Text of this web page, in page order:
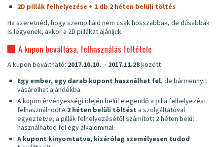
2D pillák felhelyezése + 1 db 2 héten belüli töltés
Ha szeretnéd, hogy szempilláid nem csak hosszabbak, de dúsabbak
is legyenek, akkor a 2D pillákat ajánljuk.
A kupon beváltása, felhasználás feltétele
A kupon beváltható: 2017.10.10. - 2017.11.28között
Egy ember, egy darab kupont használhat fel, de bármennyit
vásárolhat ajándékba.
A kupon érvényességi idején belül elegendő a pilla felhelyezést
felhasználnod! A 2 héten belüli töltést a szolgáltatóval
egyeztetve, a pillák felhelyezésétől számított 2 héten belül
használhatod fel egy alkalommal.
A kupont kinyomtatva, kizárólag személyesen tudod